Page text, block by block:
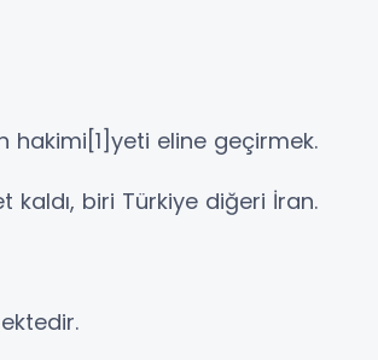
hakimi[1]yeti eline geçirmek.
kaldı, biri Türkiye diğeri İran.